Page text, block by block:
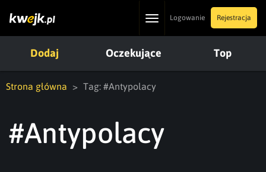
ToggleLogowanie Rejestracja
Dodaj Oczekujące Top
Strona główna Tag: #Antypolacy
#Antypolacy